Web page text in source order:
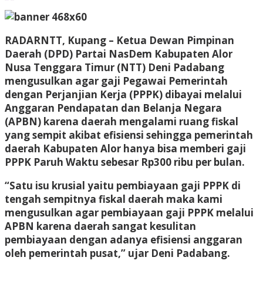
RADARNTT, Kupang – Ketua Dewan Pimpinan
Daerah (DPD) Partai NasDem Kabupaten Alor
Nusa Tenggara Timur (NTT) Deni Padabang
mengusulkan agar gaji Pegawai Pemerintah
dengan Perjanjian Kerja (PPPK) dibayai melalui
Anggaran Pendapatan dan Belanja Negara
(APBN) karena daerah mengalami ruang fiskal
yang sempit akibat efisiensi sehingga pemerintah
daerah Kabupaten Alor hanya bisa memberi gaji
PPPK Paruh Waktu sebesar Rp300 ribu per bulan.
“Satu isu krusial yaitu pembiayaan gaji PPPK di
tengah sempitnya fiskal daerah maka kami
mengusulkan agar pembiayaan gaji PPPK melalui
APBN karena daerah sangat kesulitan
pembiayaan dengan adanya efisiensi anggaran
oleh pemerintah pusat,” ujar Deni Padabang.